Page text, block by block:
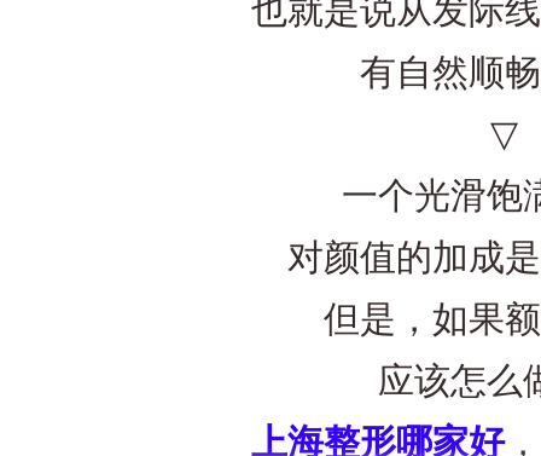
也就是说从发际线
有自然顺畅
▽
一个光滑饱
对颜值的加成是
但是，如果额
应该怎么
上海整形哪家好